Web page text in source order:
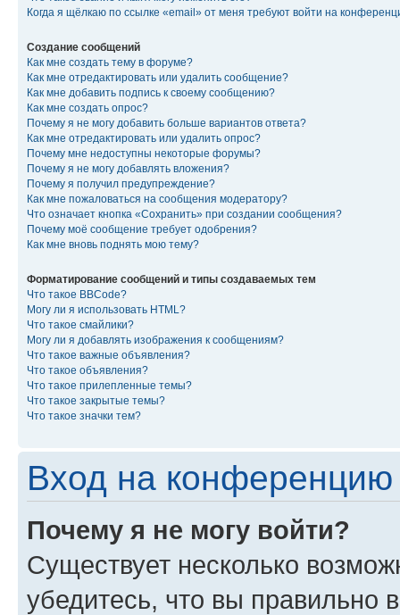
Когда я щёлкаю по ссылке «email» от меня требуют войти на
Создание сообщений
Как мне создать тему в форуме?
Как мне отредактировать или удалить сообщение?
Как мне добавить подпись к своему сообщению?
Как мне создать опрос?
Почему я не могу добавить больше вариантов ответа?
Как мне отредактировать или удалить опрос?
Почему мне недоступны некоторые форумы?
Почему я не могу добавлять вложения?
Почему я получил предупреждение?
Как мне пожаловаться на сообщения модератору?
Что означает кнопка «Сохранить» при создании сообщения?
Почему моё сообщение требует одобрения?
Как мне вновь поднять мою тему?
Форматирование сообщений и типы создаваемых тем
Что такое BBCode?
Могу ли я использовать HTML?
Что такое смайлики?
Могу ли я добавлять изображения к сообщениям?
Что такое важные объявления?
Что такое объявления?
Что такое прилепленные темы?
Что такое закрытые темы?
Что такое значки тем?
Вход на конференцию
Почему я не могу войти?
Существует несколько
убедитесь, что вы правильно